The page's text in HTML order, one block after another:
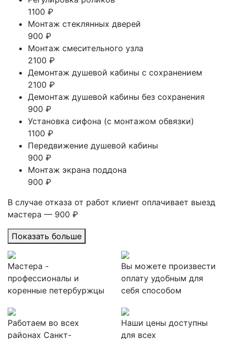
1100 ₽
Монтаж стеклянных дверей
900 ₽
Монтаж смесительного узла
2100 ₽
Демонтаж душевой кабины с сохранением
2100 ₽
Демонтаж душевой кабины без сохранения
900 ₽
Установка сифона (с монтажом обвязки)
1100 ₽
Передвижение душевой кабины
900 ₽
Монтаж экрана поддона
900 ₽
В случае отказа от работ клиент оплачивает выезд
мастера — 900 ₽
Показать больше
Мастера -
профессионалы и
коренные петербуржцы
Вы можете произвести
оплату удобным для
себя способом
Работаем во всех
районах Санкт-
Наши цены доступны
для всех